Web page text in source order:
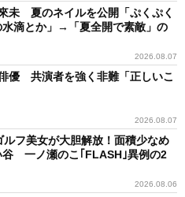
未 夏のネイルを公開「ぷくぷく
水滴とか」→「夏全開で素敵」の
2026.08.07
優 共演者を強く非難「正しいこ
2026.08.07
フ美女が大胆解放！面積少なめ
谷 一ノ瀬のこ｢FLASH｣異例の2
2026.08.06